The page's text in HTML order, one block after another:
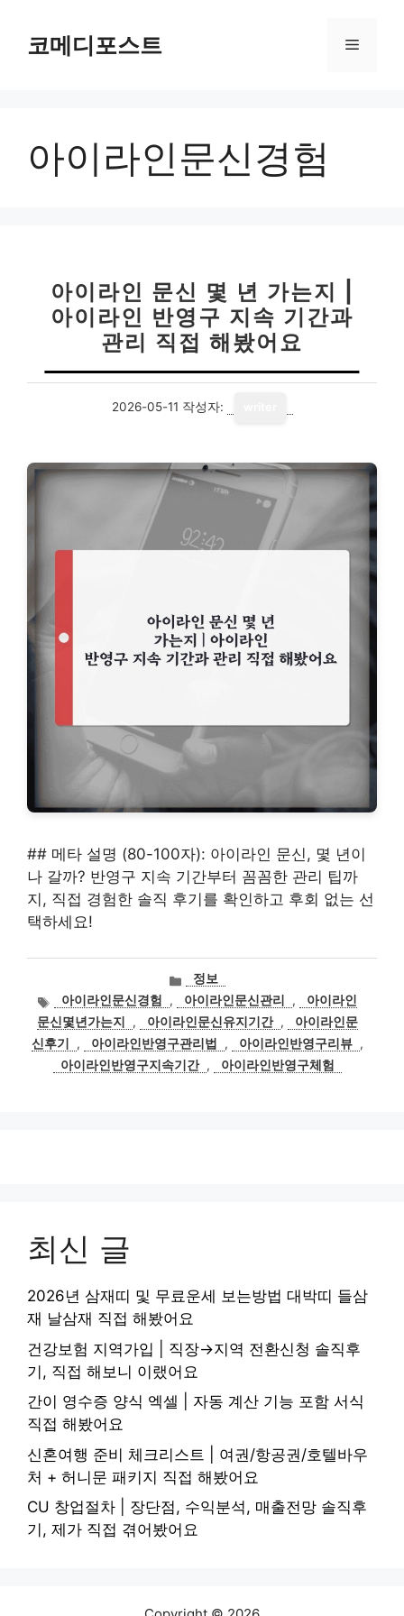
코메디포스트 메
아이라인문신경험
아이라인 문신 몇 년 가는지 |
아이라인 반영구 지속 기간과
관리 직접 해봤어요
2026-05-11 작성자:
## 메타 설명 (80-100자): 아이라인 문신, 몇 년이
나 갈까? 반영구 지속 기간부터 꼼꼼한 관리 팁까
지, 직접 경험한 솔직 후기를 확인하고 후회 없는 선
택하세요!
카
테
고
리
정보
태
그
아이라인문신경험 , 아이라인문신관리 ,
아이라인
문신몇년가는지
, 아이라인문신유지기간 ,
아이라인문
신후기
, 아이라인반영구관리법 , 아이라인반영구리뷰 ,
아이라인반영구지속기간 , 아이라인반영구체험
최신 글
2026년 삼재띠 및 무료운세 보는방법 대박띠 들삼
재 날삼재 직접 해봤어요
건강보험 지역가입 | 직장→지역 전환신청 솔직후
기, 직접 해보니 이랬어요
간이 영수증 양식 엑셀 | 자동 계산 기능 포함 서식
직접 해봤어요
신혼여행 준비 체크리스트 | 여권/항공권/호텔바우
처 + 허니문 패키지 직접 해봤어요
CU 창업절차 | 장단점, 수익분석, 매출전망 솔직후
기, 제가 직접 겪어봤어요